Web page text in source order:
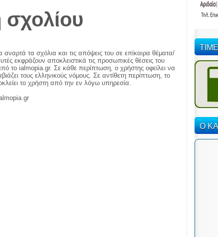
τα σχόλια και τις απόψεις του σε επίκαιρα θέματα/
εκφράζουν αποκλειστικά τις προσωπικές θέσεις του
το ialmopia.gr. Σε κάθε περίπτωση, ο χρήστης οφείλει να
τους ελληνικούς νόμους. Σε αντίθετη περίπτωση, το
το χρήστη από την εν λόγω υπηρεσία.
Ο